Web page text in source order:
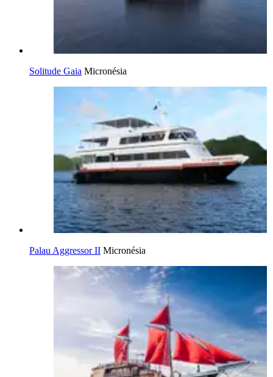
Solitude Gaia Micronésia
Palau Aggressor II Micronésia